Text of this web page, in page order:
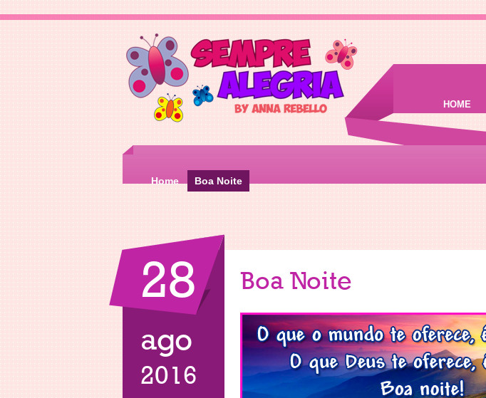
HOME
Home Boa Noite
28
ago
2016
Boa Noite